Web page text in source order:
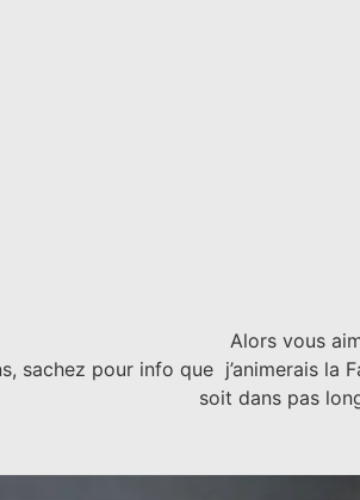
Alors vous
sachez pour info que j’animerais la
soit dans pas